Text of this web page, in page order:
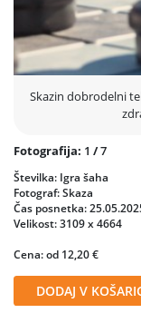
Skaza je od 1977
250 ljudi, sodeluje z
Systems, ABB idr., in
rešitev v svetovni
prepoznana po
Organko Daily in
Skazin dobrodelni
Fotografija: 1 /7
Številka: Igra šaha
Fotograf: Skaza
Čas posnetka:
Velikost: 3109 x 4664
Cena: od 12,20 €
DODAJ V